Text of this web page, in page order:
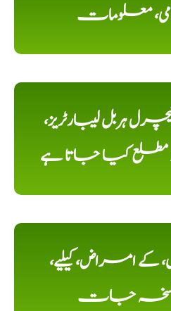
معلومات
ہربل لیبارٹریز،
مطلع کیا جاتا ہے
کے امراض، کیلیے،
نسخہ جات